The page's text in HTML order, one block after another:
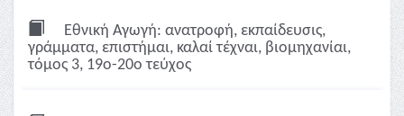
Εθνική Αγωγή: ανατροφή, εκπαίδευσις,
γράμματα, επιστήμαι, καλαί τέχναι, βιομηχανίαι,
τόμος 3, 19ο-20ο τεύχος